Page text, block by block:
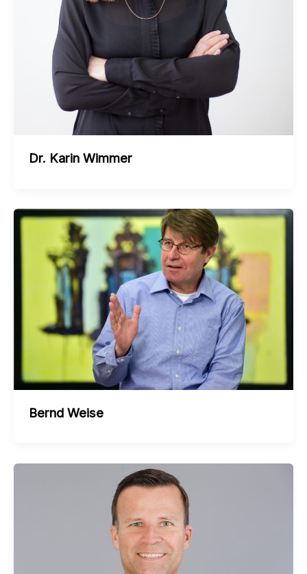
Dr. Karin Wimmer
Bernd Weise